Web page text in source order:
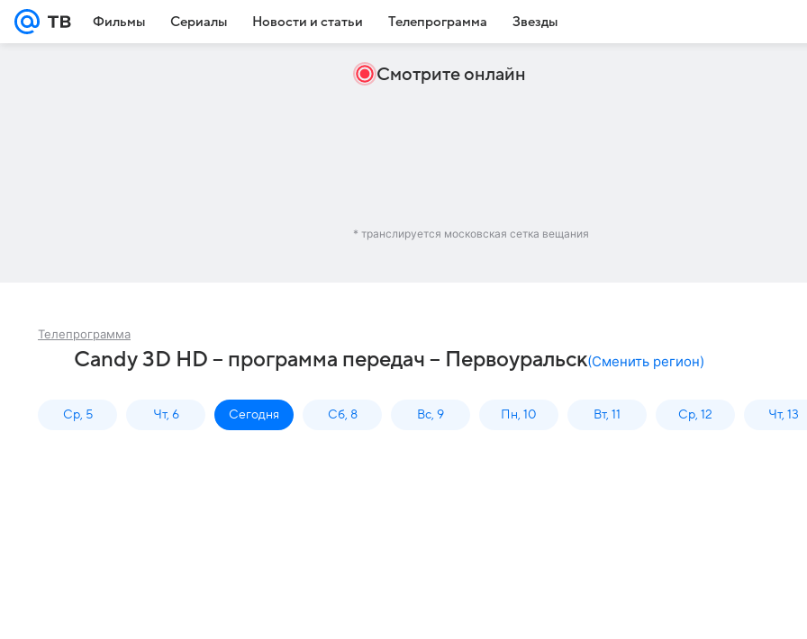
Фильмы Сериалы Новости и статьи Телепрограмма Звезды
Смотрите онлайн
* транслируется московская сетка вещания
Телепрограмма
Candy 3D HD – программа передач – Первоуральск(Сменить регион)
Ср, 5 Чт, 6 Сегодня Сб, 8 Вс, 9 Пн, 10 Вт, 11 Ср, 12 Чт, 13